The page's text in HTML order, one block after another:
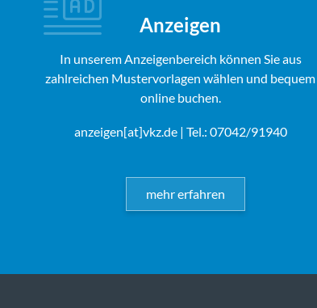
Anzeigen
In unserem Anzeigenbereich können Sie aus
zahlreichen Mustervorlagen wählen und bequem
online buchen.
anzeigen[at]vkz.de| Tel.: 07042/91940
mehr erfahren